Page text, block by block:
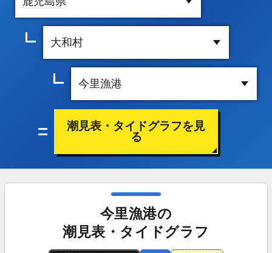
潮見表・タイドグラフを見
る
今里漁港の
潮見表・タイドグラフ